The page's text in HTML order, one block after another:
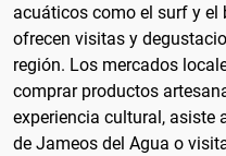
acuáticos como el surf y el
ofrecen visitas y
región. Los mercados
comprar productos
experiencia cultural, asiste
de Jameos del Agua o